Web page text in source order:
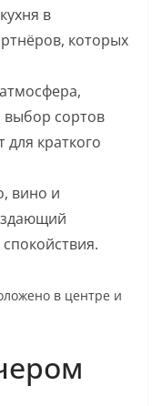
в
которых
выбор сортов
краткого
вино и
в центре и